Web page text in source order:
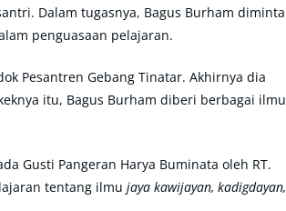
Dalam tugasnya, Bagus Burham diminta
penguasaan pelajaran.
Pesantren Gebang Tinatar. Akhirnya dia
itu, Bagus Burham diberi berbagai ilmu
Gusti Pangeran Harya Buminata oleh RT.
tentang ilmu jaya kawijayan, kadigdayan,